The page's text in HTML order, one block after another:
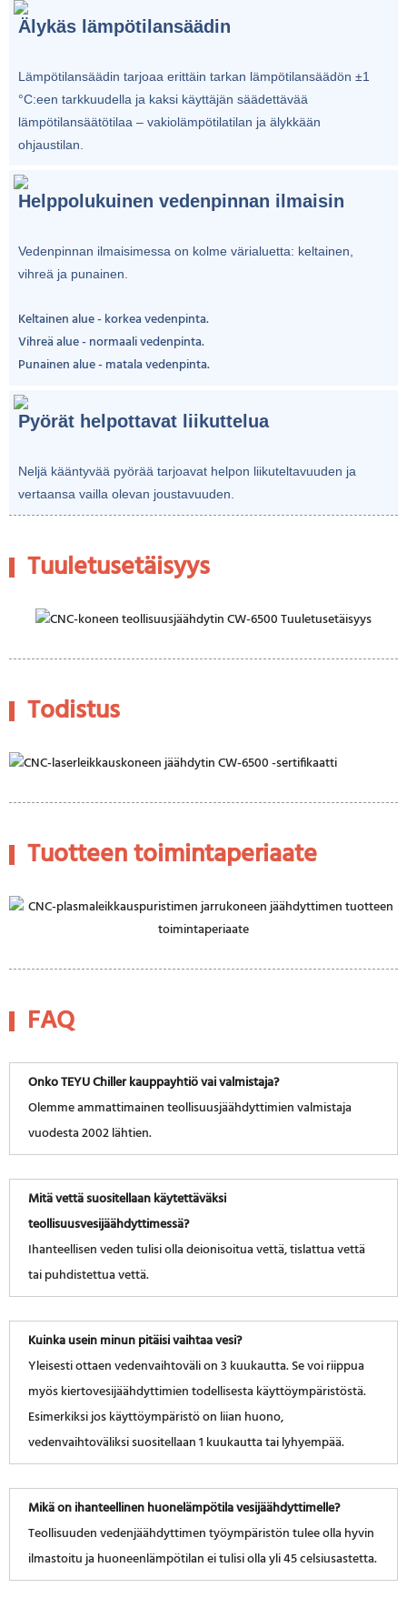
Älykäs lämpötilansäädin
Lämpötilansäädin tarjoaa erittäin tarkan lämpötilansäädön ±1
°C:een tarkkuudella ja kaksi käyttäjän säädettävää
lämpötilansäätötilaa – vakiolämpötilatilan ja älykkään
ohjaustilan.
Helppolukuinen vedenpinnan ilmaisin
Vedenpinnan ilmaisimessa on kolme värialuetta: keltainen,
vihreä ja punainen.
Keltainen alue - korkea vedenpinta.
Vihreä alue - normaali vedenpinta.
Punainen alue - matala vedenpinta.
Pyörät helpottavat liikuttelua
Neljä kääntyvää pyörää tarjoavat helpon liikuteltavuuden ja
vertaansa vailla olevan joustavuuden.
Tuuletusetäisyys
Todistus
Tuotteen toimintaperiaate
FAQ
Onko TEYU Chiller kauppayhtiö vai valmistaja?
Olemme ammattimainen teollisuusjäähdyttimien valmistaja
vuodesta 2002 lähtien.
Mitä vettä suositellaan käytettäväksi
teollisuusvesijäähdyttimessä?
Ihanteellisen veden tulisi olla deionisoitua vettä, tislattua vettä
tai puhdistettua vettä.
Kuinka usein minun pitäisi vaihtaa vesi?
Yleisesti ottaen vedenvaihtoväli on 3 kuukautta. Se voi riippua
myös kiertovesijäähdyttimien todellisesta käyttöympäristöstä.
Esimerkiksi jos käyttöympäristö on liian huono,
vedenvaihtoväliksi suositellaan 1 kuukautta tai lyhyempää.
Mikä on ihanteellinen huonelämpötila vesijäähdyttimelle?
Teollisuuden vedenjäähdyttimen työympäristön tulee olla hyvin
ilmastoitu ja huoneenlämpötilan ei tulisi olla yli 45 celsiusastetta.